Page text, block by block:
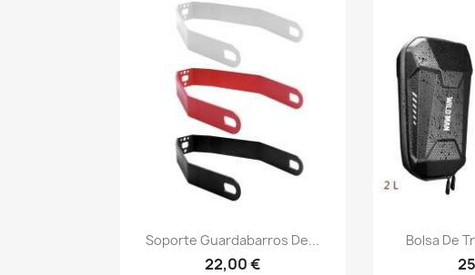
Vista rápida
Soporte Guardabarros De...
22,00 €

Bolsa De